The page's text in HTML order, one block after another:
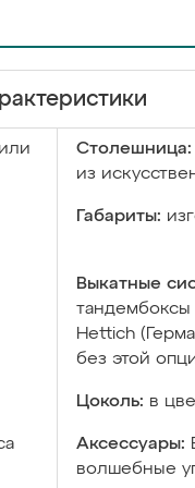
Столешница:
из
Габариты:
Выкатные
тандембоксы
Hettich
без этой
Цоколь: в
Аксессуары:
волшебные